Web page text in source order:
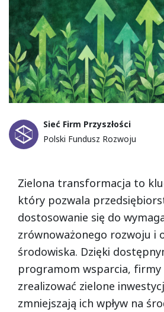
Sieć Firm Przyszłości
Polski Fundusz Rozwoju
Formatted text
Zielona transformacja to
który pozwala
dostosowanie się do
zrównoważonego rozwoju i
środowiska. Dzięki
programom wsparcia, firmy
zrealizować zielone
zmniejszają ich wpływ na